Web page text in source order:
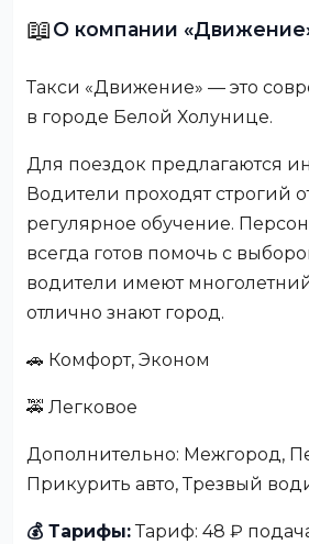
📖О компании
Такси «Движение» — это
в городе Белой Холунице.
Для поездок предлагаются
Водители проходят строгий
регулярное обучение.
всегда готов помочь с
водители имеют
отлично знают город.
🚗 Комфорт, Эконом
🚕 Легковое
Дополнительно: Межгород,
Прикурить авто, Трезвый
💰 Тарифы:Тариф: 48 ₽